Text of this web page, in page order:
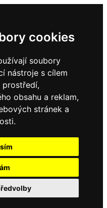
cookies
soubory
nástroje s cílem
prostředí,
obsahu a reklam,
stránek a